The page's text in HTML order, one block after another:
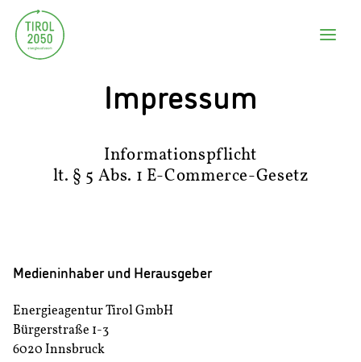
Impressum
Informationspflicht
lt. § 5 Abs. 1 E-Commerce-Gesetz
Medieninhaber und Herausgeber
Energieagentur Tirol GmbH
Bürgerstraße 1-3
6020 Innsbruck